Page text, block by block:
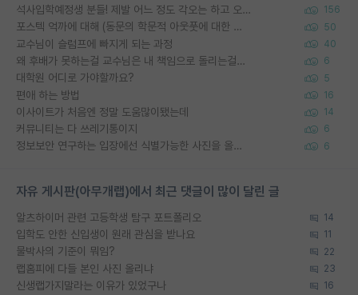
석사입학예정생 분들! 제발 어느 정도 각오는 하고 오세요. 156
포스텍 억까에 대해 (동문의 학문적 아웃풋에 대한 반박) 50
교수님이 슬럼프에 빠지게 되는 과정 40
왜 후배가 못하는걸 교수님은 내 책임으로 돌리는걸까요? 6
대학원 어디로 가야할까요? 5
편애 하는 방법 16
이사이트가 처음엔 정말 도움많이됐는데 14
커뮤니티는 다 쓰레기통이지 6
정보보안 연구하는 입장에선 식별가능한 사진을 올리는건 비추이긴함 6
자유 게시판(아무개랩)에서 최근 댓글이 많이 달린 글
알츠하이머 관련 고등학생 탐구 포트폴리오 14
입학도 안한 신입생이 원래 관심을 받나요 11
물박사의 기준이 뭐임? 22
랩홈피에 다들 본인 사진 올리냐 23
신생랩가지말라는 이유가 있었구나 16